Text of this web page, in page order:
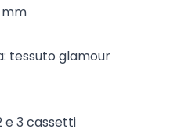
tessuto glamour
3 cassetti